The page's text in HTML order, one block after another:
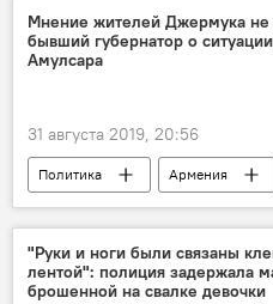
Мнение жителей Джермука не
бывший губернатор о
Амулсара
31 августа 2019, 20:56
Политика Армения
Экономика
Джермук
жители
последствия
Новости Армения
"Руки и ноги были связаны
лентой": полиция задержала
брошенной на свалке девочки